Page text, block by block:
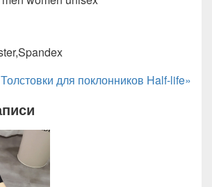
для поклонников Half-life»